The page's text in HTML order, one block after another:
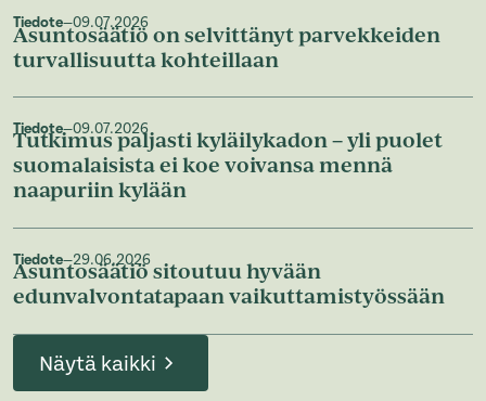
Tiedote—09.07.2026
Asuntosäätiö on selvittänyt parvekkeiden
turvallisuutta kohteillaan
Tiedote—09.07.2026
Tutkimus paljasti kyläilykadon – yli puolet
suomalaisista ei koe voivansa mennä
naapuriin kylään
Tiedote—29.06.2026
Asuntosäätiö sitoutuu hyvään
edunvalvontatapaan vaikuttamistyössään
Näytä kaikki